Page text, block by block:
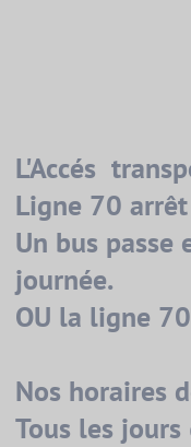
L'Accés
Ligne 70
Un bus
journée.
OU la ligne
Nos horaires
Tous les jours